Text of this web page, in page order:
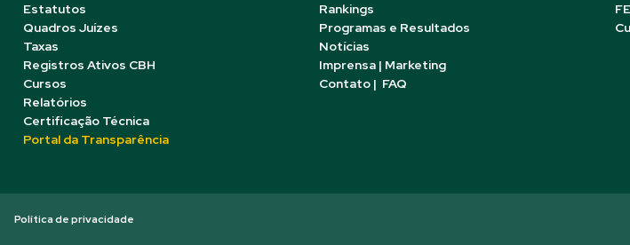
Estatutos
Quadros Juízes
Taxas
Registros Ativos CBH
Cursos
Relatórios
Certificação Técnica
Portal da Transparência
Rankings
Programas e Resultados
Notícias
Imprensa | Marketing
Contato | FAQ
Política de privacidade